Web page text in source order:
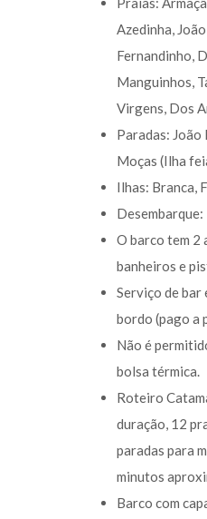
Azedinha,
Fernandinho,
Manguinhos,
Virgens, Dos
Paradas: João
Moças (Ilha
Ilhas: Branca,
O barco tem 2
banheiros e
Serviço de bar
bordo (pago a
Não é
bolsa térmica.
Roteiro
duração, 12
paradas para
minutos
Barco com